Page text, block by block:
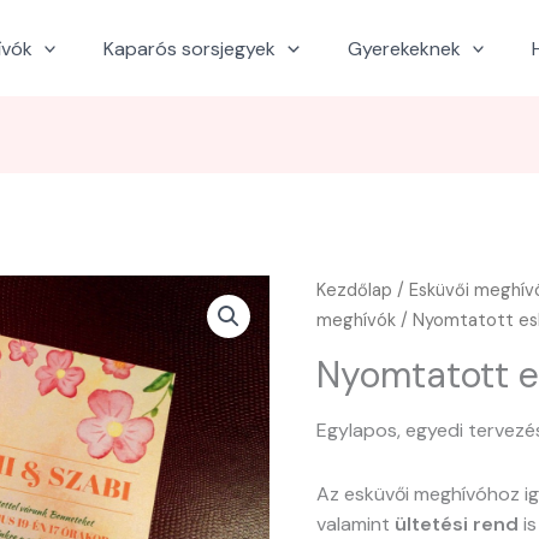
Kaparós sorsjegyek Gyerekeknek
Kezdőlap /Esküvői
meghívók / Nyomtatott
Nyomtatott
Egylapos, egyedi
Az esküvői meghívóhoz
valamint ültetési rend